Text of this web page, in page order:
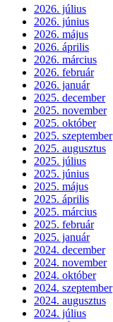
2026. július
2026. június
2026. május
2026. április
2026. március
2026. február
2026. január
2025. december
2025. november
2025. október
2025. szeptember
2025. augusztus
2025. július
2025. június
2025. május
2025. április
2025. március
2025. február
2025. január
2024. december
2024. november
2024. október
2024. szeptember
2024. augusztus
2024. július